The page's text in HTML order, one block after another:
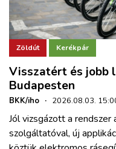
Zöldút Kerékpár
Visszatért és jobb
Budapesten
BKK/iho · 2026.08.03.
Jól vizsgázott a rendszer
szolgáltatóval, új